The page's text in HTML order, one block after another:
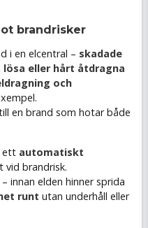
brandrisker
i en elcentral – skadade
eller hårt åtdragna
och
en brand som hotar både
ett automatiskt
vid brandrisk.
innan elden hinner sprida
runt utan underhåll eller